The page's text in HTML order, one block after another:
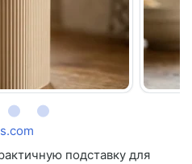
подставку для